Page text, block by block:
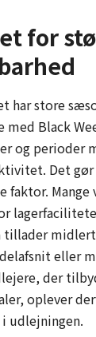
for
har store
med Black
og perioder
Det
faktor.
tillader
eller
der
oplever
udlejningen.